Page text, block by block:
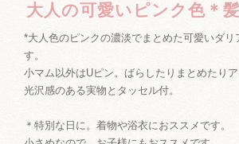
大人の可愛いピンク色＊
*大人色のピンクの濃淡でまとめた可愛いダリ
す。
小マム以外はUピン。ばらしたりまとめたりア
光沢感のある実物とタッセル付。
＊特別な日に。着物や浴衣におススメです。